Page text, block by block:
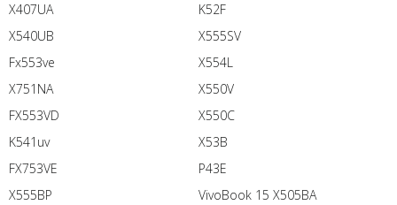
X407UA
X540UB
Fx553ve
X751NA
FX553VD
K541uv
FX753VE
X555BP
K52F
X555SV
X554L
X550V
X550C
X53B
P43E
VivoBook 15 X505BA